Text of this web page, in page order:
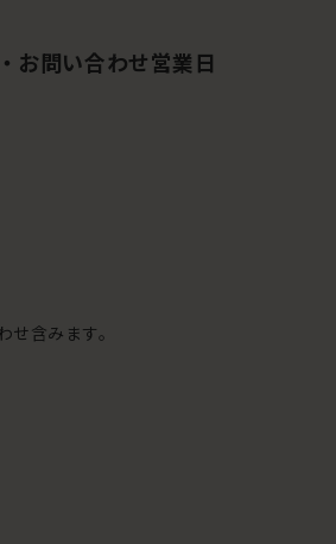
お問い合わせ営業日
含みます。